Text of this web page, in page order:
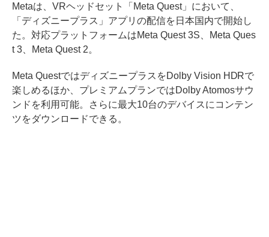
Metaは、VRヘッドセット「Meta Quest」において、
「ディズニープラス」アプリの配信を日本国内で開始し
た。対応プラットフォームはMeta Quest 3S、Meta Ques
t 3、Meta Quest 2。
Meta QuestではディズニープラスをDolby Vision HDRで
楽しめるほか、プレミアムプランではDolby Atomosサウ
ンドを利用可能。さらに最大10台のデバイスにコンテン
ツをダウンロードできる。